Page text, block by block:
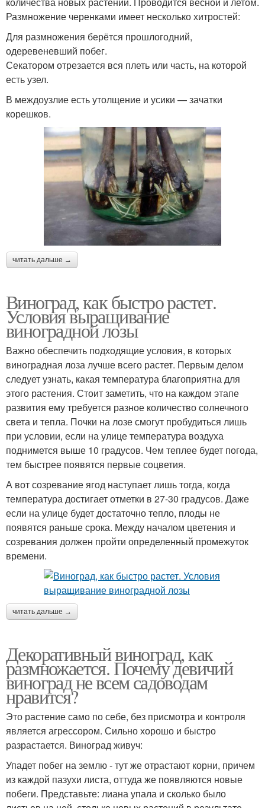
Размножение черенками имеет несколько хитростей:
Для размножения берётся прошлогодний,
одеревеневший побег.
Секатором отрезается вся плеть или часть, на которой
есть узел.
В междоузлие есть утолщение и усики — зачатки
корешков.
читать дальше →
Виноград, как быстро растет.
Условия выращивание
виноградной лозы
Важно обеспечить подходящие условия, в которых
виноградная лоза лучше всего растет. Первым делом
следует узнать, какая температура благоприятна для
этого растения. Стоит заметить, что на каждом этапе
развития ему требуется разное количество солнечного
света и тепла. Почки на лозе смогут пробудиться лишь
при условии, если на улице температура воздуха
поднимется выше 10 градусов. Чем теплее будет погода,
тем быстрее появятся первые соцветия.
А вот созревание ягод наступает лишь тогда, когда
температура достигает отметки в 27-30 градусов. Даже
если на улице будет достаточно тепло, плоды не
появятся раньше срока. Между началом цветения и
созревания должен пройти определенный промежуток
времени.
читать дальше →
Декоративный виноград, как
размножается. Почему девичий
виноград не всем садоводам
нравится?
Это растение само по себе, без присмотра и контроля
является агрессором. Сильно хорошо и быстро
разрастается. Виноград живуч:
Упадет побег на землю - тут же отрастают корни, причем
из каждой пазухи листа, оттуда же появляются новые
побеги. Представьте: лиана упала и сколько было